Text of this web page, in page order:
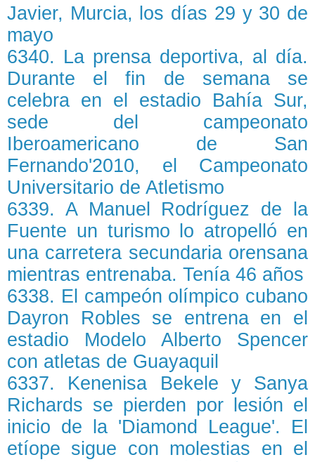
Javier, Murcia, los días 29 y 30 de
mayo
6340. La prensa deportiva, al día.
Durante el fin de semana se
celebra en el estadio Bahía Sur,
sede del campeonato
Iberoamericano de San
Fernando'2010, el Campeonato
Universitario de Atletismo
6339. A Manuel Rodríguez de la
Fuente un turismo lo atropelló en
una carretera secundaria orensana
mientras entrenaba. Tenía 46 años
6338. El campeón olímpico cubano
Dayron Robles se entrena en el
estadio Modelo Alberto Spencer
con atletas de Guayaquil
6337. Kenenisa Bekele y Sanya
Richards se pierden por lesión el
inicio de la 'Diamond League'. El
etíope sigue con molestias en el